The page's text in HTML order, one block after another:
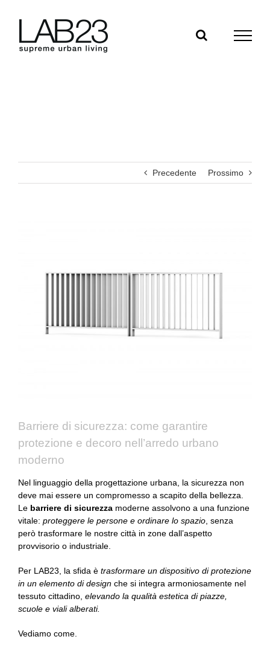
Precedente Prossimo
Barriere di sicurezza: come garantire
protezione e decoro nell’arredo urbano
moderno
Nel linguaggio della progettazione urbana, la sicurezza non
deve mai essere un compromesso a scapito della bellezza.
Le barriere di sicurezzamoderne assolvono a una funzione
vitale: proteggere le persone e ordinare lo spazio, senza
però trasformare le nostre città in zone dall’aspetto
provvisorio o industriale.
Per LAB23, la sfida è trasformare un dispositivo di protezione
in un elemento di designche si integra armoniosamente nel
tessuto cittadino, elevando la qualità estetica di piazze,
scuole e viali alberati.
Vediamo come.